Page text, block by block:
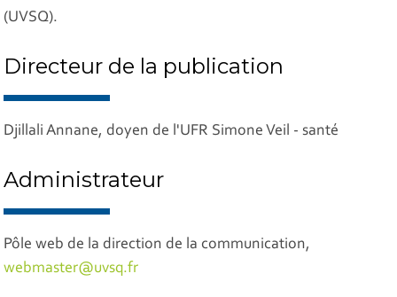
(UVSQ).
Directeur de la publication
Djillali Annane, doyen de l'UFR Simone Veil - santé
Administrateur
Pôle web de la direction de la communication,
webmaster@uvsq.fr